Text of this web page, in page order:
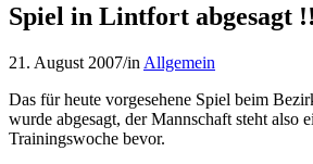
Spiel in Lintfort abgesagt
21. August 2007/in Allgemein
Das für heute vorgesehene Spiel beim
wurde abgesagt, der Mannschaft steht also
Trainingswoche bevor.